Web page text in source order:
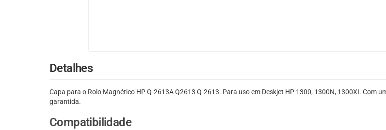
Detalhes
Capa para o Rolo Magnético HP Q-2613A Q2613 Q-2613. Para uso em Deskjet HP 1300, 1300N, 1300XI. Com
garantida.
Compatibilidade